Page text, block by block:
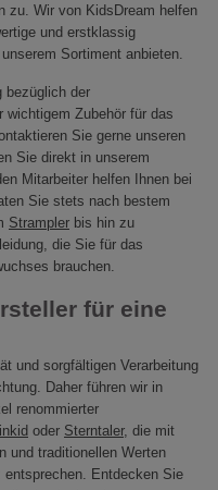
zu. Wir von KidsDream helfen
und erstklassig
unserem Sortiment anbieten.
bezüglich der
wichtigem Zubehör für das
Sie gerne unseren
Sie direkt in unserem
Mitarbeiter helfen Ihnen bei
Sie stets nach bestem
Strampler bis hin zu
die Sie für das
brauchen.
für eine
und sorgfältigen Verarbeitung
Daher führen wir in
renommierter
oder Sterntaler, die mit
und traditionellen Werten
entsprechen. Entdecken Sie